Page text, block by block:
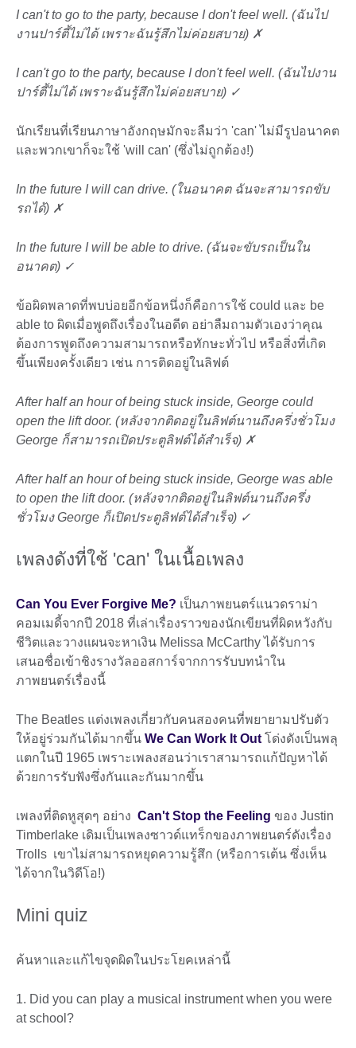
I can't to go to the party, because I don't feel well. (ฉันไป
งานปาร์ตี้ไม่ได้ เพราะฉันรู้สึกไม่ค่อยสบาย) ✗
I can't go to the party, because I don't feel well. (ฉันไปงาน
ปาร์ตี้ไม่ได้ เพราะฉันรู้สึกไม่ค่อยสบาย) ✓
นักเรียนที่เรียนภาษาอังกฤษมักจะลืมว่า 'can' ไม่มีรูปอนาคต
และพวกเขาก็จะใช้ 'will can' (ซึ่งไม่ถูกต้อง!)
In the future I will can drive. (ในอนาคต ฉันจะสามารถขับ
รถได้) ✗
In the future I will be able to drive. (ฉันจะขับรถเป็นใน
อนาคต) ✓
ข้อผิดพลาดที่พบบ่อยอีกข้อหนึ่งก็คือการใช้ could และ be
able to ผิดเมื่อพูดถึงเรื่องในอดีต อย่าลืมถามตัวเองว่าคุณ
ต้องการพูดถึงความสามารถหรือทักษะทั่วไป หรือสิ่งที่เกิด
ขึ้นเพียงครั้งเดียว เช่น การติดอยู่ในลิฟต์
After half an hour of being stuck inside, George could
open the lift door. (หลังจากติดอยู่ในลิฟต์นานถึงครึ่งชั่วโมง
George ก็สามารถเปิดประตูลิฟต์ได้สำเร็จ) ✗
After half an hour of being stuck inside, George was able
to open the lift door. (หลังจากติดอยู่ในลิฟต์นานถึงครึ่ง
ชั่วโมง George ก็เปิดประตูลิฟต์ได้สำเร็จ) ✓
เพลงดังที่ใช้ 'can' ในเนื้อเพลง
Can You Ever Forgive Me? เป็นภาพยนตร์แนวดราม่า
คอมเมดี้จากปี 2018 ที่เล่าเรื่องราวของนักเขียนที่ผิดหวังกับ
ชีวิตและวางแผนจะหาเงิน Melissa McCarthy ได้รับการ
เสนอชื่อเข้าชิงรางวัลออสการ์จากการรับบทนำใน
ภาพยนตร์เรื่องนี้
The Beatles แต่งเพลงเกี่ยวกับคนสองคนที่พยายามปรับตัว
ให้อยู่ร่วมกันได้มากขึ้น We Can Work It Out โด่งดังเป็นพลุ
แตกในปี 1965 เพราะเพลงสอนว่าเราสามารถแก้ปัญหาได้
ด้วยการรับฟังซึ่งกันและกันมากขึ้น
เพลงที่ติดหูสุดๆ อย่าง Can't Stop the Feeling ของ Justin
Timberlake เดิมเป็นเพลงซาวด์แทร็กของภาพยนตร์ดังเรื่อง
Trolls เขาไม่สามารถหยุดความรู้สึก (หรือการเต้น ซึ่งเห็น
ได้จากในวิดีโอ!)
Mini quiz
ค้นหาและแก้ไขจุดผิดในประโยคเหล่านี้
1. Did you can play a musical instrument when you were
at school?